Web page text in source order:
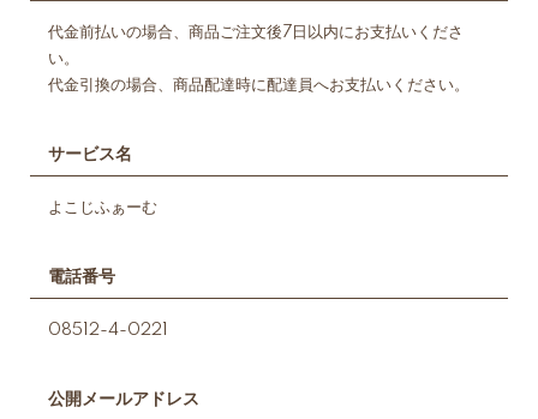
代金前払いの場合、商品ご注文後7日以内にお支払いくださ
い。
代金引換の場合、商品配達時に配達員へお支払いください。
サービス名
よこじふぁーむ
電話番号
08512-4-0221
公開メールアドレス